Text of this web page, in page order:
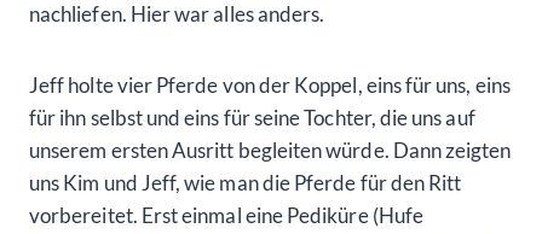
nachliefen. Hier war alles anders.
Jeff holte vier Pferde von der Koppel, eins für uns, eins
für ihn selbst und eins für seine Tochter, die uns auf
unserem ersten Ausritt begleiten würde. Dann zeigten
uns Kim und Jeff, wie man die Pferde für den Ritt
vorbereitet. Erst einmal eine Pediküre (Hufe